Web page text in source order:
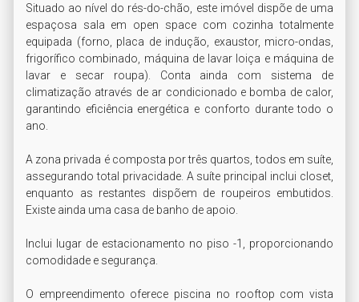
Situado ao nível do rés-do-chão, este imóvel dispõe de uma
espaçosa sala em open space com cozinha totalmente
equipada (forno, placa de indução, exaustor, micro-ondas,
frigorífico combinado, máquina de lavar loiça e máquina de
lavar e secar roupa). Conta ainda com sistema de
climatização através de ar condicionado e bomba de calor,
garantindo eficiência energética e conforto durante todo o
ano.
A zona privada é composta por três quartos, todos em suíte,
assegurando total privacidade. A suíte principal inclui closet,
enquanto as restantes dispõem de roupeiros embutidos.
Existe ainda uma casa de banho de apoio.
Inclui lugar de estacionamento no piso -1, proporcionando
comodidade e segurança.
O empreendimento oferece piscina no rooftop com vista